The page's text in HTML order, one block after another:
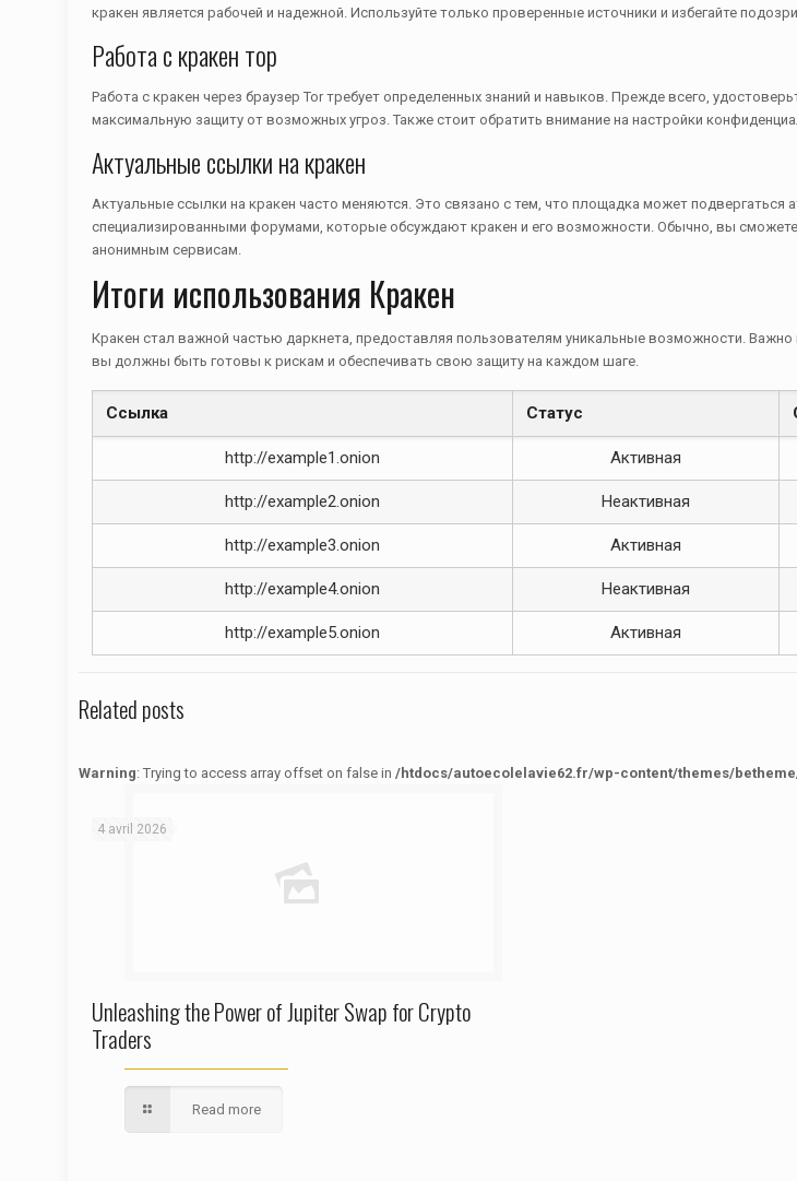
кракен является рабочей и надежной. Используйте только проверенные источники и избегайте
Работа с кракен тор
Работа с кракен через браузер Tor требует определенных знаний и навыков. Прежде всего,
максимальную защиту от возможных угроз. Также стоит обратить внимание на настройки
Актуальные ссылки на кракен
Актуальные ссылки на кракен часто меняются. Это связано с тем, что площадка может подвергаться
специализированными форумами, которые обсуждают кракен и его возможности. Обычно, вы
анонимным сервисам.
Итоги использования Кракен
Кракен стал важной частью даркнета, предоставляя пользователям уникальные возможности.
вы должны быть готовы к рискам и обеспечивать свою защиту на каждом шаге.
Ссылка Статус
http://example1.onion Активная
http://example2.onion Неактивная
http://example3.onion Активная
http://example4.onion Неактивная
http://example5.onion Активная
Related posts
Warning: Trying to access array offset on false in /htdocs/autoecolelavie62.fr/wp-content/themes/
4 avril 2026
Unleashing the Power of Jupiter Swap for Crypto
Traders
Read more